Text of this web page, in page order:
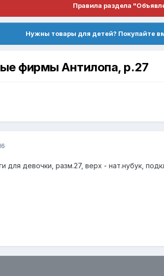
Правила раздела
Нужны товары для детей? Покупайте
фирмы Антилопа, р.27
для девочки, разм.27, верх - нат.нубук,